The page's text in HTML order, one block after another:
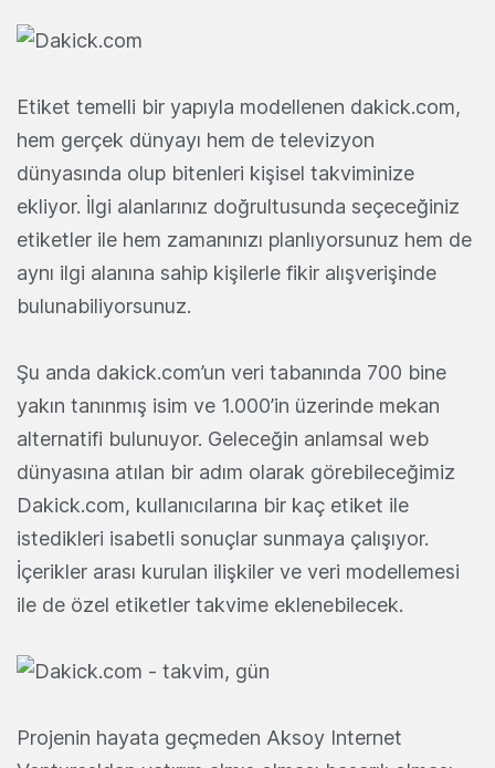
Etiket temelli bir yapıyla modellenen dakick.com,
hem gerçek dünyayı hem de televizyon
dünyasında olup bitenleri kişisel takviminize
ekliyor. İlgi alanlarınız doğrultusunda seçeceğiniz
etiketler ile hem zamanınızı planlıyorsunuz hem de
aynı ilgi alanına sahip kişilerle fikir alışverişinde
bulunabiliyorsunuz.
Şu anda dakick.com’un veri tabanında 700 bine
yakın tanınmış isim ve 1.000’in üzerinde mekan
alternatifi bulunuyor. Geleceğin anlamsal web
dünyasına atılan bir adım olarak görebileceğimiz
Dakick.com, kullanıcılarına bir kaç etiket ile
istedikleri isabetli sonuçlar sunmaya çalışıyor.
İçerikler arası kurulan ilişkiler ve veri modellemesi
ile de özel etiketler takvime eklenebilecek.
Projenin hayata geçmeden Aksoy Internet